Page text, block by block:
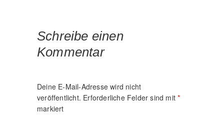
Schreibe einen
Kommentar
Deine E-Mail-Adresse wird nicht
veröffentlicht. Erforderliche Felder sind mit*
markiert